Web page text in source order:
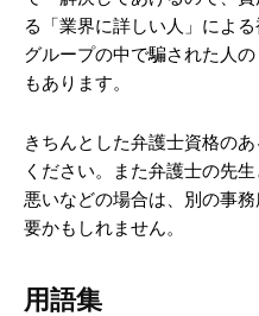
る「業界に詳しい人」によ
グループの中で騙された人
もあります。
きちんとした弁護士資格の
ください。また弁護士の先
悪いなどの場合は、別の事
要かもしれません。
用語集